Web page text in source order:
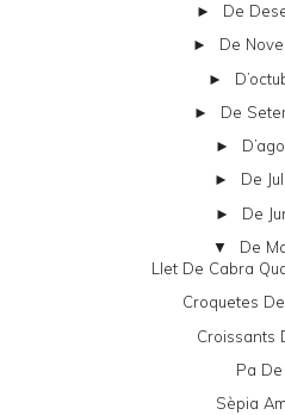
► De
► De
►
► De
►
► De
► De
▼ De
Llet De Cabra
Croquetes
Croissants
Pa
Sèpia